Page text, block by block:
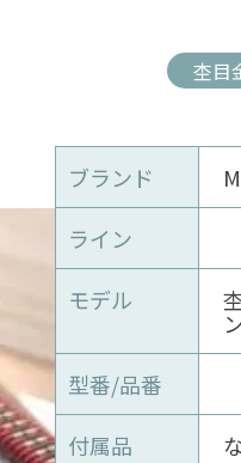
杢目
ブランド
ライン
モデル
型番/品番
付属品